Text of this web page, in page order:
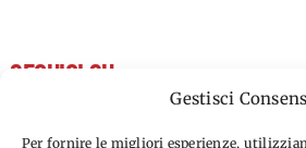
Gestisci
Per fornire le migliori esperienze,
SEGUICI SU
FACEBOOK